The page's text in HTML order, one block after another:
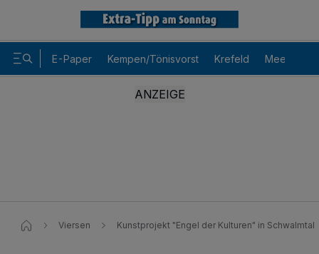
E-Paper Kempen/Tönisvorst Krefeld Meerbusch
Viersen Kunstprojekt "Engel der Kulturen" in Schwalmtal